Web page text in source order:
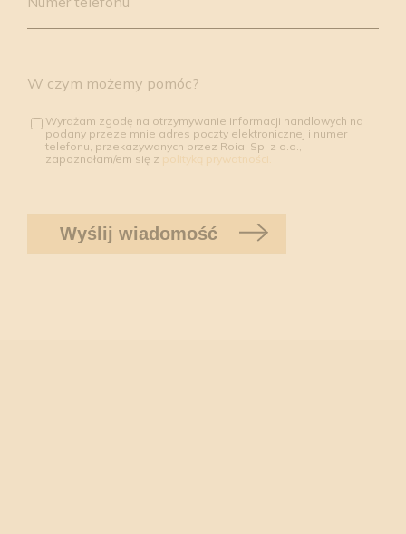
W czym możemy pomóc?
Wyrażam zgodę na otrzymywanie informacji handlowych na
podany przeze mnie adres poczty elektronicznej i numer
telefonu, przekazywanych przez Roial Sp. z o.o.,
zapoznałam/em się z polityką prywatności.